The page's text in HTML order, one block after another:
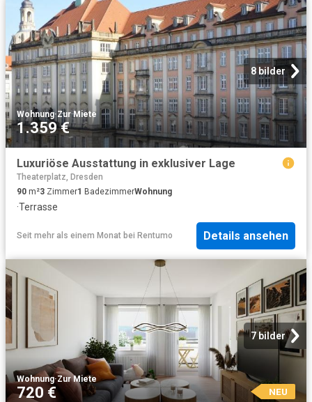
8 bilder
Wohnung·Zur Miete
1.359 €
Luxuriöse Ausstattung in exklusiver Lage
Theaterplatz, Dresden
90 m²3 Zimmer1 BadezimmerWohnung
·Terrasse
Seit mehr als einem Monat bei Rentumo Details ansehen
7 bilder
Wohnung·Zur Miete
720 € NEU